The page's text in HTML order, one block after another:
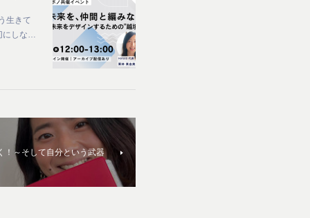
生きて
にしな…
！～そして自分という武器